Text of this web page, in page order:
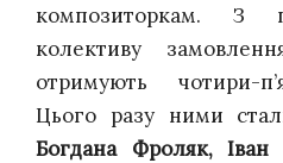
композиторкам. З
колективу
отримують чотири-
Цього разу ними
Богдана Фроляк, Іван